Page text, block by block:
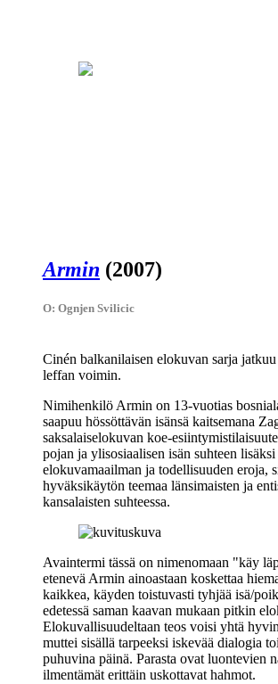
Armin (2007)
O: Ognjen Svilicic
Cinén balkanilaisen elokuvan sarja
leffan voimin.
Nimihenkilö Armin on 13‑vuotias
saapuu hössöttävän isänsä kaitsemana
saksalaiselokuvan
pojan ja ylisosiaalisen isän suhteen
elokuvamaailman ja todellisuuden eroja,
hyväksikäytön teemaa länsimaisten ja
kansalaisten suhteessa.
Avaintermi tässä on nimenomaan "käy
etenevä Armin ainoastaan koskettaa
kaikkea, käyden toistuvasti tyhjää isä/
edetessä saman kaavan mukaan pitkin
Elokuvallisuudeltaan teos voisi yhtä
muttei sisällä tarpeeksi iskevää dialogia
puhuvina päinä. Parasta ovat luontevien
ilmentämät erittäin uskottavat hahmot.